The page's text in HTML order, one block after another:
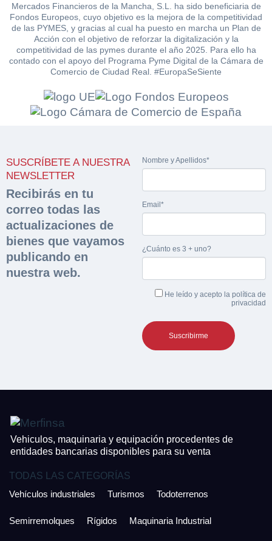
Mercados Financieros de la Mancha, S.L. ha sido beneficiaria de
Fondos Europeos, cuyo objetivo es la mejora de la competitividad
de las PYMES, y gracias al cual ha puesto en marcha un Plan de
Acción con el objetivo de reforzar la digitalización y la
competitividad de las pymes durante el año 2025. Para ello ha
contado con el apoyo del Programa Pyme Digital de la Cámara de
Comercio de Ciudad Real. #EuropaSeSiente
SUSCRÍBETE A NUESTRA
NEWSLETTER
Recibirás en tu
correo todas las
actualizaciones de
bienes que vayamos
publicando en
nuestra web.
Nombre y Apellidos*
Email*
¿Cuánto es 3 + uno?
He leído y acepto la política de
privacidad
Vehiculos, maquinaria y equipación procedentes de
entidades bancarias disponibles para su venta
TODAS LAS CATEGORÍAS
Vehículos industriales
Turismos Todoterrenos
Semirremolques Rígidos Maquinaria Industrial
documentación
sobre la peritación
Rellene este formulario y recibirá en su email el
enlace para descargar la documentación
Nombre y Apellidos*
Email*
Acepto la
Razón social* CIF/DNI Ofertante*
Teléfono* Email*
Nombre y Apellidos*
Sobre Merfinsa
Venta de bienes muebles
Vehículos